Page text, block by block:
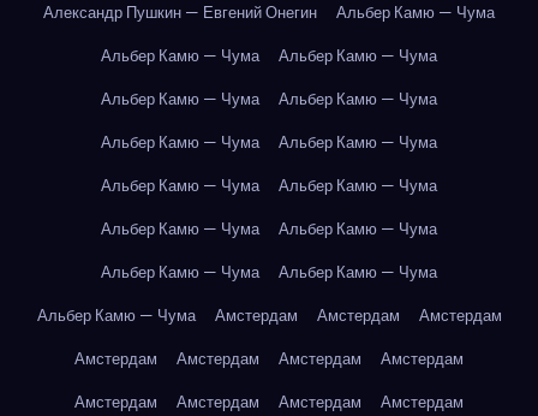
Александр Пушкин — Евгений Онегин
Альбер Камю — Чума
Альбер Камю — Чума
Альбер Камю — Чума
Альбер Камю — Чума
Альбер Камю — Чума
Альбер Камю — Чума
Альбер Камю — Чума
Альбер Камю — Чума
Альбер Камю — Чума
Альбер Камю — Чума
Альбер Камю — Чума
Альбер Камю — Чума
Альбер Камю — Чума
Альбер Камю — Чума
Амстердам Амстердам
Амстердам
Амстердам
Амстердам Амстердам
Амстердам
Амстердам
Амстердам Амстердам
Амстердам